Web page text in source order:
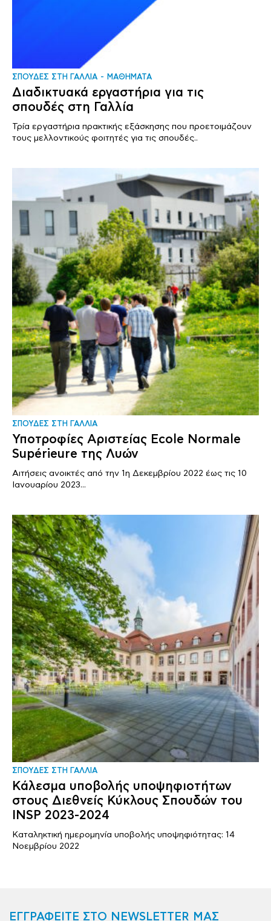
ΣΠΟΥΔΕΣ ΣΤΗ ΓΑΛΛΙΑ ΜΑΘΗΜΑΤΑ
Διαδικτυακά εργαστήρια για τις
σπουδές στη Γαλλία
Τρία εργαστήρια πρακτικής εξάσκησης που προετοιμάζουν
τους μελλοντικούς φοιτητές για τις σπουδές..
ΣΠΟΥΔΕΣ ΣΤΗ ΓΑΛΛΙΑ
Υποτροφίες Αριστείας Ecole Normale
Supérieure της Λυών
Αιτήσεις ανοικτές από την 1η Δεκεμβρίου 2022 έως τις 10
Ιανουαρίου 2023...
ΣΠΟΥΔΕΣ ΣΤΗ ΓΑΛΛΙΑ
Κάλεσμα υποβολής υποψηφιοτήτων
στους Διεθνείς Κύκλους Σπουδών του
INSP 2023-2024
Καταληκτική ημερομηνία υποβολής υποψηφιότητας: 14
Νοεμβρίου 2022
ΕΓΓΡΑΦΕΙΤΕ ΣΤΟ NEWSLETTER ΜΑΣ